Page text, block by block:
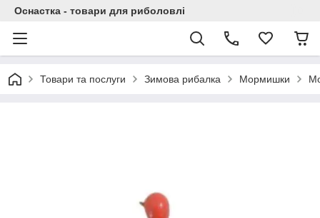
Оснастка - товари для риболовлі
Товари та послуги Зимова рибалка Мормишки